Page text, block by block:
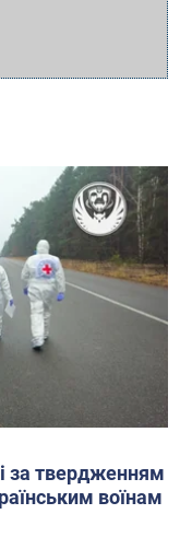
за твердженням
воїнам